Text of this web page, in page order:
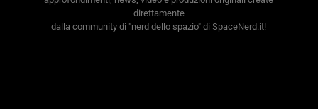
direttamente
dalla community di "nerd dello spazio" di SpaceNerd.it!